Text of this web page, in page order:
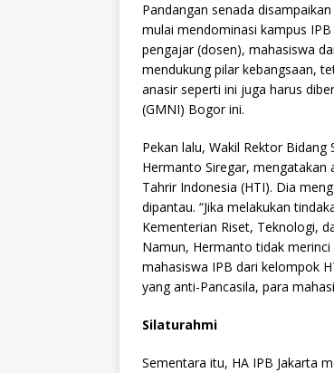
Pandangan senada
mulai mendominasi kampus
pengajar (dosen), mahasiswa
mendukung pilar kebangsaan,
anasir seperti ini juga harus
(GMNI) Bogor ini.
Pekan lalu, Wakil Rektor
Hermanto Siregar,
Tahrir Indonesia (HTI). Dia
dipantau. “Jika melakukan
Kementerian Riset, Teknologi,
Namun, Hermanto tidak
mahasiswa IPB dari kelompok
yang anti-Pancasila, para
Silaturahmi
Sementara itu, HA IPB Jakarta